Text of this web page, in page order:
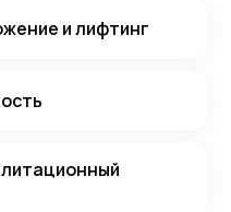
и лифтинг